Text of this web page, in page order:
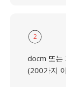
2
docm 또는
(200가지